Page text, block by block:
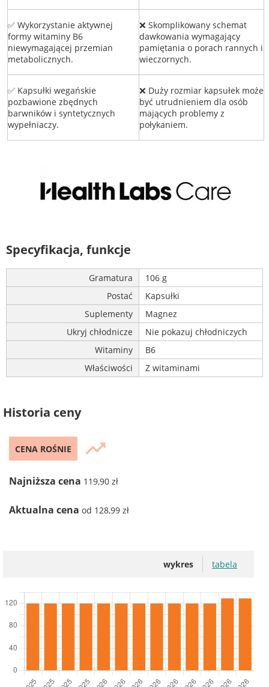
✅ Wykorzystanie aktywnej
formy witaminy B6
niewymagającej przemian
metabolicznych.
❌ Skomplikowany schemat
dawkowania wymagający
pamiętania o porach rannych i
wieczornych.
✅ Kapsułki wegańskie
pozbawione zbędnych
barwników i syntetycznych
wypełniaczy.
❌ Duży rozmiar kapsułek może
być utrudnieniem dla osób
mających problemy z
połykaniem.
Specyfikacja, funkcje
Gramatura
106 g
Postać
Kapsułki
Suplementy
Magnez
Ukryj chłodnicze
Nie pokazuj chłodniczych
Witaminy
B6
Właściwości
Z witaminami
Historia ceny
CENA ROŚNIE trending_up
Najniższa cena 119,90 zł
Aktualna cena od 128,99 zł
wykres tabela